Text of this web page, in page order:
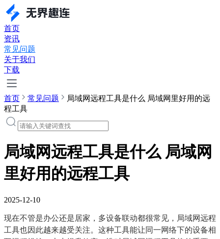
首页
资讯
常见问题
关于我们
下载
首页 常见问题
局域网远程工具是什么 局域网里好用的远
程工具
局域网远程工具是什么 局域网
里好用的远程工具
2025-12-10
现在不管是办公还是居家，多设备联动都很常见，局域网远程
工具也因此越来越受关注。这种工具能让同一网络下的设备相